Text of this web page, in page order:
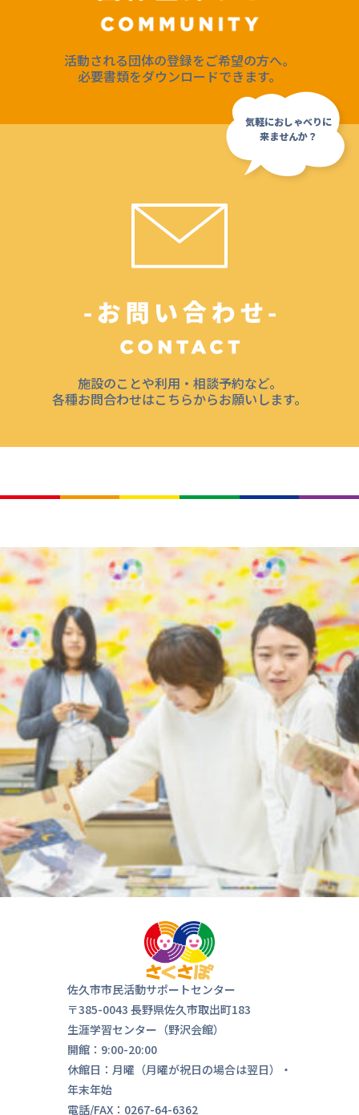
活動される団体の登録をご希望の方へ。
必要書類をダウンロードできます。
施設のことや利用・相談予約など。
各種お問合わせはこちらからお願いします。
佐久市市民活動サポートセンター
〒385-0043 長野県佐久市取出町183
生涯学習センター（野沢会館）
開館：9:00-20:00
休館日：月曜（月曜が祝日の場合は翌日）・
年末年始
電話/FAX：0267-64-6362